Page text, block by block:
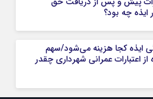
اپلیکیشنایذه چه بود؟
ایذه کجا هزینه می‌شود/سهم
اعتبارات عمرانی شهرداری چقدر